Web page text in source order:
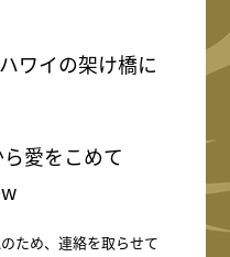
ワイの架け橋に
愛をこめて
ため、連絡を取らせて